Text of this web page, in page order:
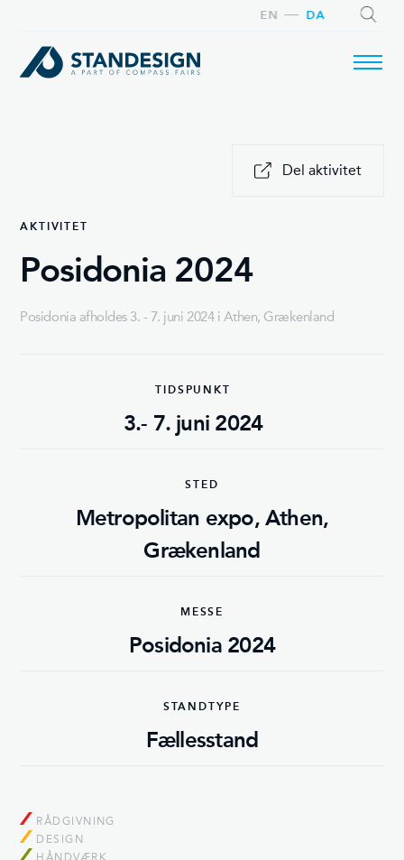
DA
EN
AKTIVITET
Posidonia 2024
Posidonia afholdes 3. - 7. juni 2024 i Athen, Grækenland
Del aktivitet
TIDSPUNKT
3.- 7. juni 2024
STED
Metropolitan expo, Athen,
Grækenland
MESSE
Posidonia 2024
STANDTYPE
Fællesstand
RÅDGIVNING
DESIGN
HÅNDVÆRK